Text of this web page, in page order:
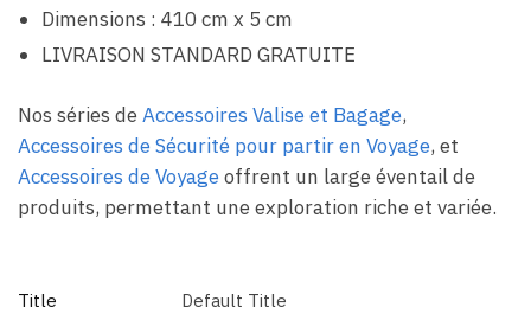
Dimensions : 410 cm x 5 cm
LIVRAISON STANDARD GRATUITE
Nos séries deAccessoires Valise et Bagage,
Accessoires de Sécurité pour partir en Voyage, et
Accessoires de Voyageoffrent un large éventail de
produits, permettant une exploration riche et variée.
Title Default Title